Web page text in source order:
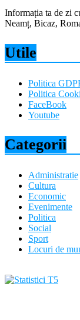
Informația ta de zi
Neamț, Bicaz,
Utile
Politica
Politica
FaceBook
Youtube
Categorii
Administratie
Cultura
Economic
Evenimente
Politica
Social
Sport
Locuri de